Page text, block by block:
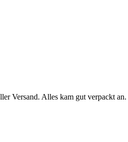
Versand. Alles kam gut verpackt an.